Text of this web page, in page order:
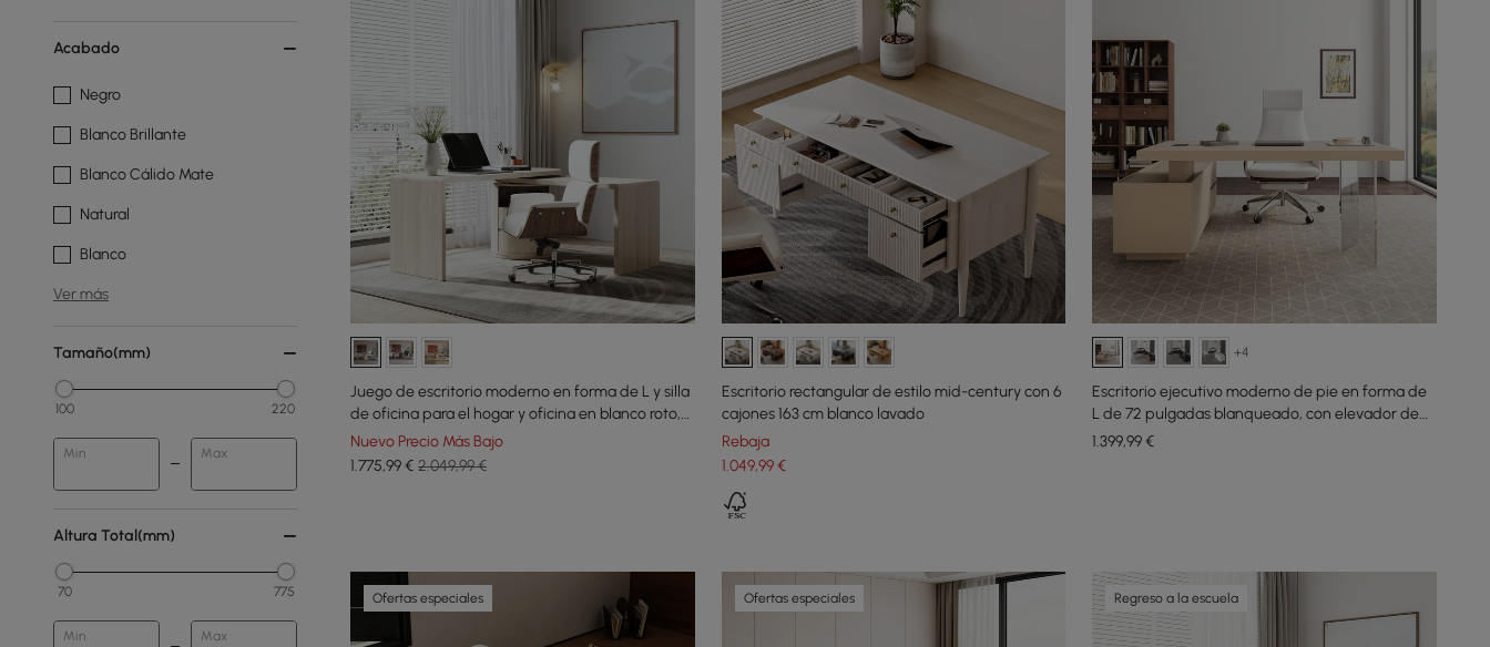
Acabado
Negro
Blanco Brillante
Blanco Cálido Mate
Natural
Blanco
Ver más
Tamaño(mm)
100 220
Min Max
Altura Total(mm)
70 775
Min Max
Juego de escritorio moderno en forma de L y silla
de oficina para el hogar y oficina en blanco roto,
tapizados y giratorios
Nuevo Precio Más Bajo
1.775,99€ 2.049,99 €
Escritorio rectangular de estilo mid-century con 6
cajones 163 cm blanco lavado
Rebaja
1.049,99€
+4
Escritorio ejecutivo moderno de pie en forma de
L de 72 pulgadas blanqueado, con elevador de
escritorio, mano derecha
1.399,99€
Ofertas especiales Ofertas especiales Regreso a la escuela